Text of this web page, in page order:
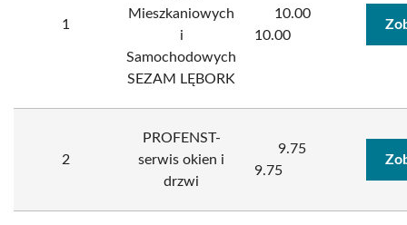
1
Mieszkaniowych
i
Samochodowych
SEZAM LĘBORK
10.00
10.00
2
PROFENST-
serwis okien i
drzwi
9.75
9.75